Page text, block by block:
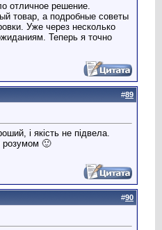
отличное решение.
товар, а подробные советы
Уже через несколько
Теперь я точно
#89
і якість не підвела.
розумом 🙂
#90